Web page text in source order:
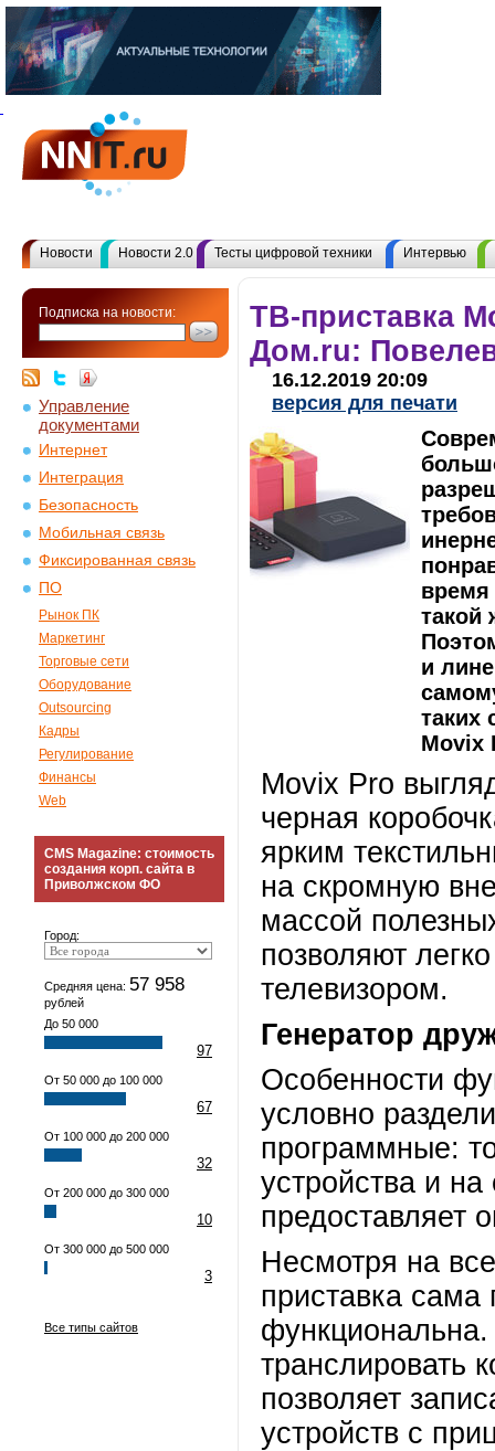
Новости Новости 2.0 Тесты цифровой техники Интервью
Подписка на новости:
Управление
документами
Интернет
Интеграция
Безопасность
Мобильная связь
Фиксированная связь
ПО
Рынок ПК
Маркетинг
Торговые сети
Оборудование
Outsourcing
Кадры
Регулирование
Финансы
Web
CMS Magazine: стоимость
создания корп. сайта в
Приволжском ФО
Город:
Средняя цена: 57 958
рублей
До 50 000
97
От 50 000 до 100 000
67
От 100 000 до 200 000
32
От 200 000 до 300 000
10
От 300 000 до 500 000
3
Все типы сайтов
ТВ-приставка
Дом.ru:
16.12.2019 20:09
версия для печати
время
такой
и
таких
Movix
Movix Pro
черная
ярким
на скромную
массой
позволяют
телевизором.
Генератор
Особенности
условно
программные:
устройства и
предоставляет
Несмотря на
приставка сама
транслировать
позволяет
устройств с